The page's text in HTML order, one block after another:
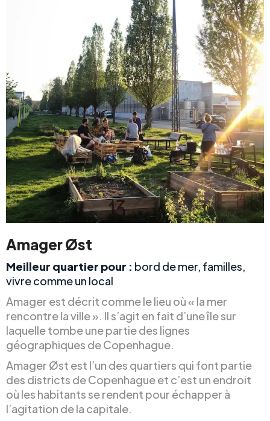
Amager Øst
Meilleur quartier pour : bord de mer, familles,
vivre comme un local
Amager est décrit comme le lieu où « la mer
rencontre la ville ». Il s’agit en fait d’une île sur
laquelle tombe une partie des lignes
géographiques de Copenhague.
Amager Øst est l’un des quartiers qui font partie
des districts de Copenhague et c’est un endroit
où les habitants se rendent pour échapper à
l’agitation de la capitale.